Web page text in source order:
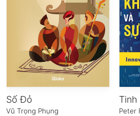
Số Đỏ
Vũ Trọng Phụng Peter